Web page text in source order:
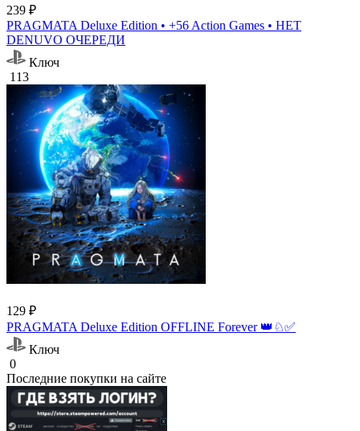
239 ₽
PRAGMATA Deluxe Edition • +56 Action Games • НЕТ
DENUVO ОЧЕРЕДИ
Ключ
113
129 ₽
PRAGMATA Deluxe Edition OFFLINE Forever 👑♘✅
Ключ
0
Последние покупки на сайте